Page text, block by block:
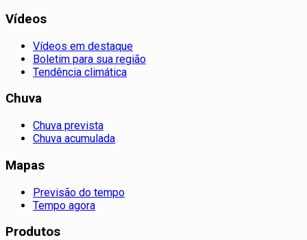
Vídeos
Vídeos em destaque
Boletim para sua região
Tendência climática
Chuva
Chuva prevista
Chuva acumulada
Mapas
Previsão do tempo
Tempo agora
Produtos